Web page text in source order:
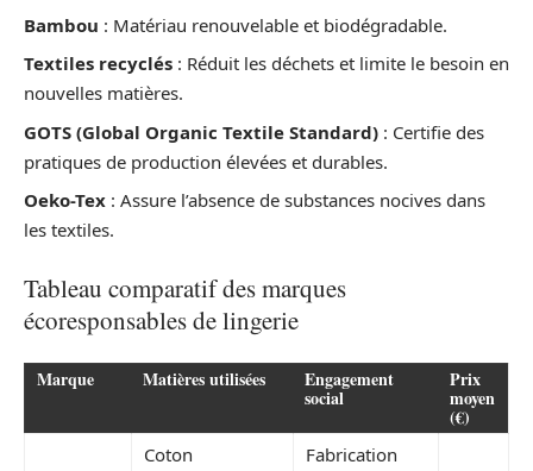
Bambou : Matériau renouvelable et biodégradable.
Textiles recyclés : Réduit les déchets et limite le besoin en
nouvelles matières.
GOTS (Global Organic Textile Standard) : Certifie des
pratiques de production élevées et durables.
Oeko-Tex : Assure l’absence de substances nocives dans
les textiles.
Tableau comparatif des marques
écoresponsables de lingerie
Marque Matières utilisées Engagement
social
Prix
moyen
(€)
Coton
Fabrication